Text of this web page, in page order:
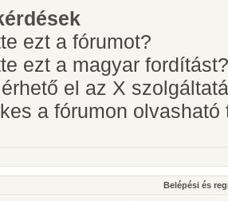
ezt a fórumot?
ezt a magyar fordítást?
el az X
a fórumon
Belépési és